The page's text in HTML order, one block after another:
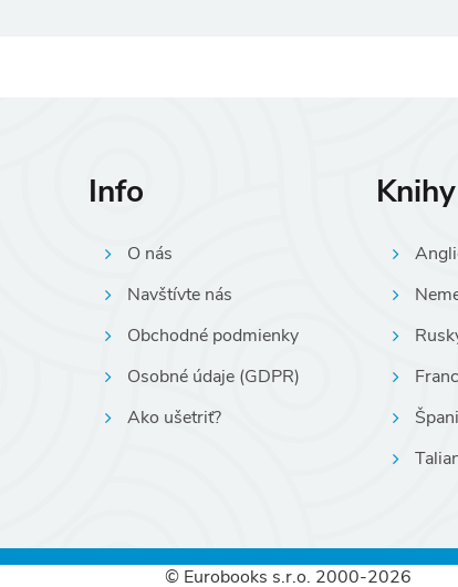
Info
O nás
Navštívte nás
Obchodné podmienky
Osobné údaje (GDPR)
Ako ušetriť?
© Eurobooks s.r.o. 2000-2026